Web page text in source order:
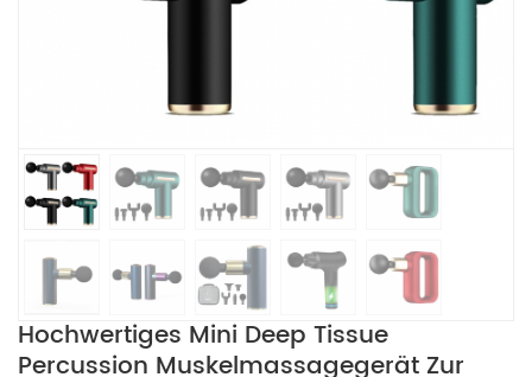
Hochwertiges Mini Deep Tissue
Percussion Muskelmassagegerät Zur